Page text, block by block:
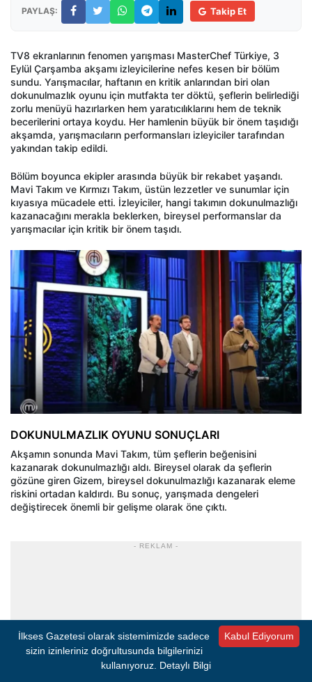
PAYLAŞ: Takip Et
TV8 ekranlarının fenomen yarışması MasterChef Türkiye, 3
Eylül Çarşamba akşamı izleyicilerine nefes kesen bir bölüm
sundu. Yarışmacılar, haftanın en kritik anlarından biri olan
dokunulmazlık oyunu için mutfakta ter döktü, şeflerin belirlediği
zorlu menüyü hazırlarken hem yaratıcılıklarını hem de teknik
becerilerini ortaya koydu. Her hamlenin büyük bir önem taşıdığı
akşamda, yarışmacıların performansları izleyiciler tarafından
yakından takip edildi.
Bölüm boyunca ekipler arasında büyük bir rekabet yaşandı.
Mavi Takım ve Kırmızı Takım, üstün lezzetler ve sunumlar için
kıyasıya mücadele etti. İzleyiciler, hangi takımın dokunulmazlığı
kazanacağını merakla beklerken, bireysel performanslar da
yarışmacılar için kritik bir önem taşıdı.
DOKUNULMAZLIK OYUNU SONUÇLARI
Akşamın sonunda Mavi Takım, tüm şeflerin beğenisini
kazanarak dokunulmazlığı aldı. Bireysel olarak da şeflerin
gözüne giren Gizem, bireysel dokunulmazlığı kazanarak eleme
riskini ortadan kaldırdı. Bu sonuç, yarışmada dengeleri
değiştirecek önemli bir gelişme olarak öne çıktı.
- REKLAM -
Kabul Ediyorum
İlkses Gazetesi olarak sistemimizde sadece
sizin izinleriniz doğrultusunda bilgilerinizi
kullanıyoruz. Detaylı Bilgi